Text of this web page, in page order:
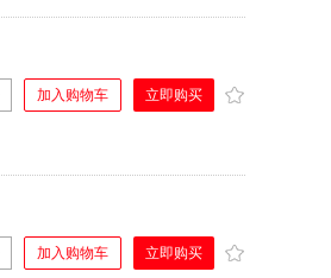
加入购物车 立即购买
加入购物车 立即购买